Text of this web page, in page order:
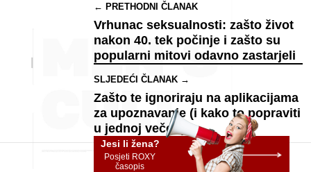
← PRETHODNI ČLANAK
Vrhunac seksualnosti: zašto život
nakon 40. tek počinje i zašto su
popularni mitovi odavno zastarjeli
SLJEDEĆI ČLANAK →
Zašto te ignoriraju na aplikacijama
za upoznavanje (i kako to popraviti
u jednoj večeri)
Jesi li žena?
Posjeti ROXY
časopis